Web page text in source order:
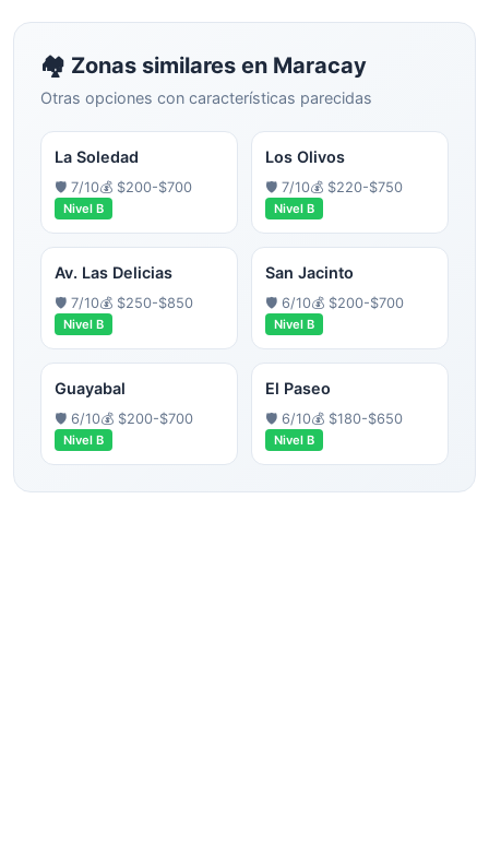
🏘️ Zonas similares en Maracay
Otras opciones con características parecidas
La Soledad
🛡️ 7/10💰 $200-$700
Nivel B
Los Olivos
🛡️ 7/10💰 $220-$750
Nivel B
Av. Las Delicias
🛡️ 7/10💰 $250-$850
Nivel B
San Jacinto
🛡️ 6/10💰 $200-$700
Nivel B
Guayabal
🛡️ 6/10💰 $200-$700
Nivel B
El Paseo
🛡️ 6/10💰 $180-$650
Nivel B